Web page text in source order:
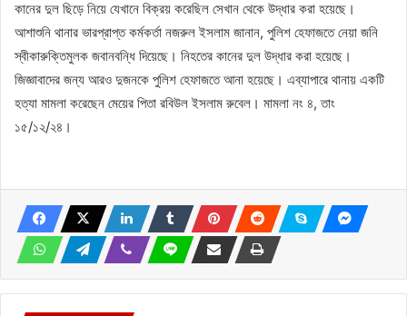
কানের দুল ছিড়ে নিয়ে যেখানে বিক্রয় করেছিল সেখান থেকে উদ্ধার করা হয়েছে।
আশাশুনি থানার ভারপ্রাপ্ত কর্মকর্তা নজরুল ইসলাম জানান, পুলিশ হেফাজতে নেয়া জনি
স্বীকারুক্তিমুলক জবানবন্ধি দিয়েছে। নিহতের কানের দুল উদ্ধার করা হয়েছে।
জিজ্ঞাবাদের জন্য আরও দুজনকে পুলিশ হেফাজতে আনা হয়েছে। এব্যাপারে থানায় একটি
হত্যা মামলা করেছেন মেয়ের পিতা রবিউল ইসলাম রুবেল। মামলা নং ৪, তাং
১৫/১২/২৪।